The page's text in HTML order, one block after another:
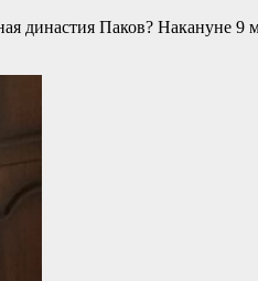
династия Паков? Накануне 9